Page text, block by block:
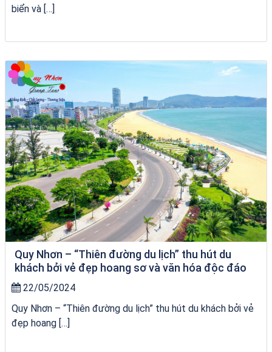
biển và […]
du thuyền trên biển Quy Nhơn
Quy Nhơn – “Thiên đường du lịch” thu hút du
khách bởi vẻ đẹp hoang sơ và văn hóa độc đáo
22/05/2024
Quy Nhơn – “Thiên đường du lịch” thu hút du khách bởi vẻ
đẹp hoang […]